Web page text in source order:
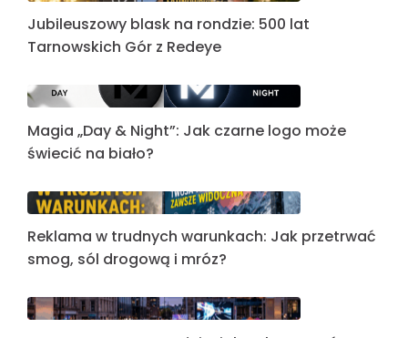
Jubileuszowy blask na rondzie: 500 lat
Tarnowskich Gór z Redeye
Magia „Day & Night”: Jak czarne logo może
świecić na biało?
Reklama w trudnych warunkach: Jak przetrwać
smog, sól drogową i mróz?